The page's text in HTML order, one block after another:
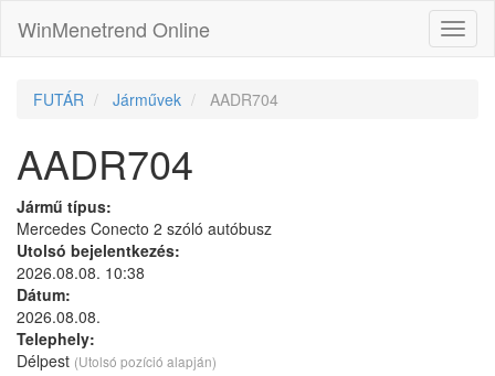
WinMenetrend Online
FUTÁR Járművek AADR704
AADR704
Jármű típus:
Mercedes Conecto 2 szóló autóbusz
Utolsó bejelentkezés:
2026.08.08. 10:38
Dátum:
2026.08.08.
Telephely:
Délpest (Utolsó pozíció alapján)